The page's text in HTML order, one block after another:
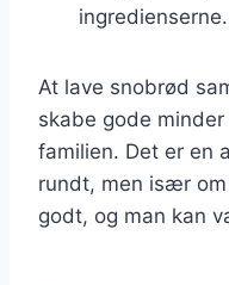
ingredienserne.
At lave snobrød
skabe gode
familien. Det er en
rundt, men især
godt, og man kan